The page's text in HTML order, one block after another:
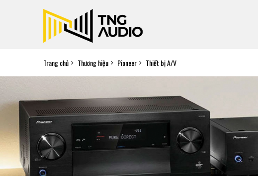
Trang chủ Thương hiệu Pioneer Thiết bị A/V